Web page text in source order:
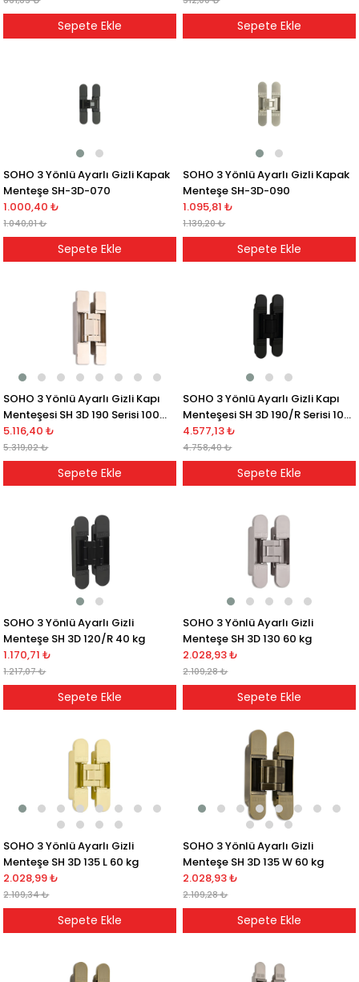
Sepete Ekle Sepete Ekle
SOHO 3 Yönlü Ayarlı Gizli Kapak
Menteşe SH-3D-070
1.000,40 ₺
1.040,01 ₺
Sepete Ekle
SOHO 3 Yönlü Ayarlı Gizli Kapak
Menteşe SH-3D-090
1.095,81 ₺
1.139,20 ₺
Sepete Ekle
SOHO 3 Yönlü Ayarlı Gizli Kapı
Menteşesi SH 3D 190 Serisi 100
kg
5.116,40 ₺
5.319,02 ₺
Sepete Ekle
SOHO 3 Yönlü Ayarlı Gizli Kapı
Menteşesi SH 3D 190/R Serisi 100
kg
4.577,13 ₺
4.758,40 ₺
Sepete Ekle
SOHO 3 Yönlü Ayarlı Gizli
Menteşe SH 3D 120/R 40 kg
1.170,71 ₺
1.217,07 ₺
Sepete Ekle
SOHO 3 Yönlü Ayarlı Gizli
Menteşe SH 3D 130 60 kg
2.028,93 ₺
2.109,28 ₺
Sepete Ekle
SOHO 3 Yönlü Ayarlı Gizli
Menteşe SH 3D 135 L 60 kg
2.028,99 ₺
2.109,34 ₺
Sepete Ekle
SOHO 3 Yönlü Ayarlı Gizli
Menteşe SH 3D 135 W 60 kg
2.028,93 ₺
2.109,28 ₺
Sepete Ekle